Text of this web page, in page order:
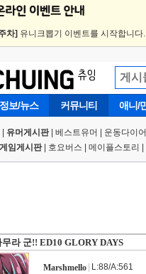
차] 유니크뽑기 이벤트를 시작합니다.
정보/뉴스 커뮤니티 애니/
유머게시판| 베스트유머 운동다이
게임게시판| 호요버스 메이플스토리
라 군!! ED10 GLORY DAYS
Marshmello L:88/A:561